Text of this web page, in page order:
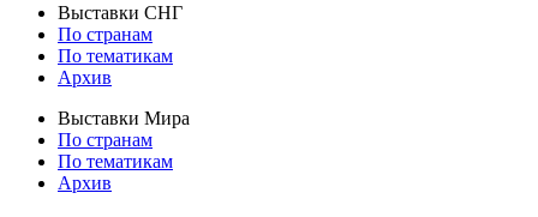
Выставки СНГ
По странам
По тематикам
Архив
Выставки Мира
По странам
По тематикам
Архив